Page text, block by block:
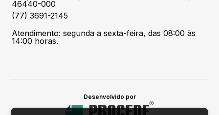
46440-000
(77) 3691-2145
Atendimento: segunda a sexta-feira, das 08:00 às
14:00 horas.
Desenvolvido por